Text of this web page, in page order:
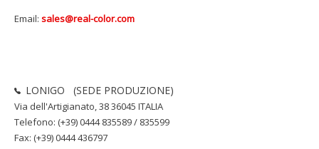
Email: sales@real-color.com
LONIGO (SEDE PRODUZIONE)
Via dell'Artigianato, 38 36045 ITALIA
Telefono: (+39) 0444 835589 / 835599
Fax: (+39) 0444 436797